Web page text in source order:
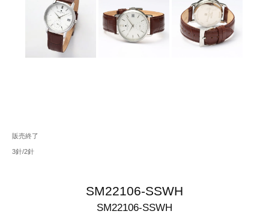
販売終了
3針/2針
SM22106-SSWH
SM22106-SSWH